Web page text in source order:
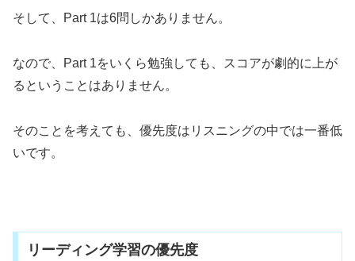
そして、Part 1は6問しかありません。
なので、Part 1をいくら勉強しても、スコアが劇的に上が
るということはありません。
そのことを考えても、優先度はリスニングの中では一番低
いです。
リーディング学習の優先度